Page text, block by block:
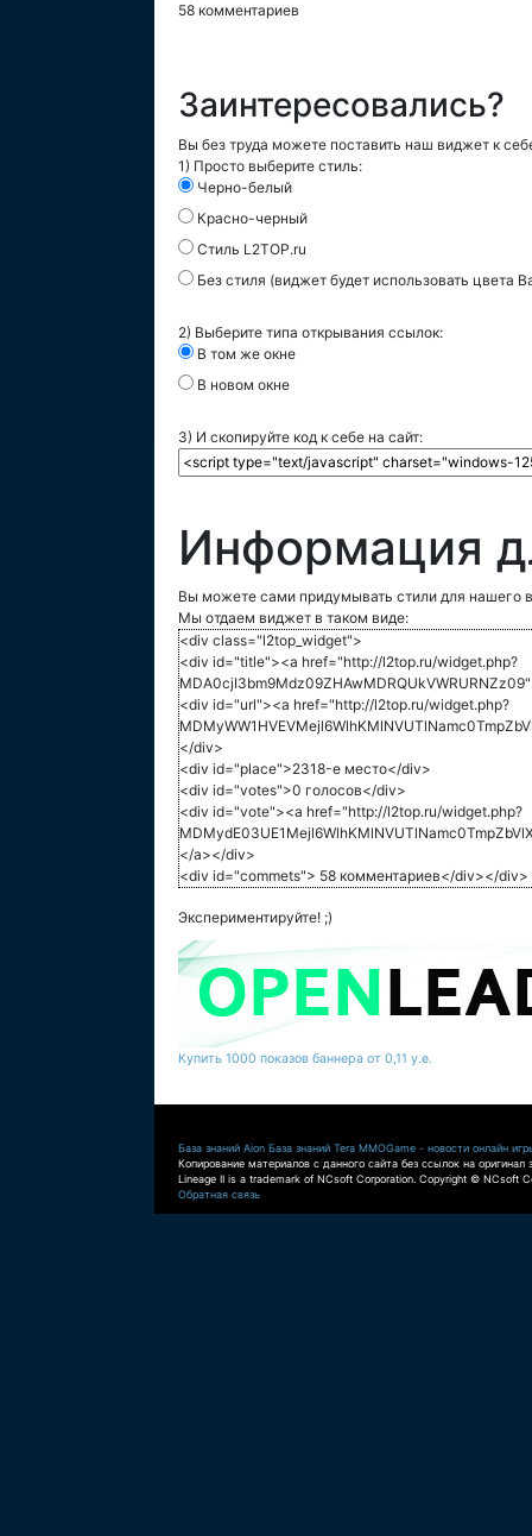
58 комментариев
Заинтересовались?
Вы без труда можете поставить наш виджет к
1) Просто выберите стиль:
Черно-белый
Красно-черный
Стиль L2TOP.ru
Без стиля (виджет будет использовать цвета
2) Выберите типа открывания ссылок:
В том же окне
В новом окне
3) И скопируйте код к себе на сайт:
Информация
Вы можете сами придумывать стили для нашего
Мы отдаем виджет в таком виде:
<div class="l2top_widget">
<div id="title"><a href="http://l2top.ru/widget.php?
<div id="url"><a href="http://l2top.ru/widget.php?
</div>
<div id="place">2318-е место</div>
<div id="votes">0 голосов</div>
<div id="vote"><a href="http://l2top.ru/widget.php?
</a></div>
<div id="commets"> 58 комментариев</div></div>
Экспериментируйте! ;)
Купить 1000 показов баннера от 0,11 у.е.
База знаний Aion База знаний Tera MMOGame - новости онлайн
Копирование материалов с данного сайта без ссылок на оригинал
Lineage II is a trademark of NCsoft Corporation. Copyright © NCsoft
Обратная связь